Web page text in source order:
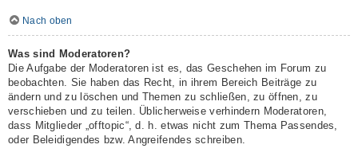
Nach oben
Was sind Moderatoren?
Die Aufgabe der Moderatoren ist es, das Geschehen im Forum zu
beobachten. Sie haben das Recht, in ihrem Bereich Beiträge zu
ändern und zu löschen und Themen zu schließen, zu öffnen, zu
verschieben und zu teilen. Üblicherweise verhindern Moderatoren,
dass Mitglieder „offtopic“, d. h. etwas nicht zum Thema Passendes,
oder Beleidigendes bzw. Angreifendes schreiben.